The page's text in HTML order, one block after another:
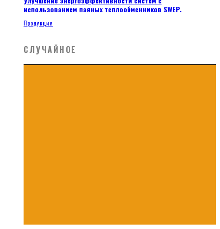
использованием паяных теплообменников SWEP.
Продукция
СЛУЧАЙНОЕ